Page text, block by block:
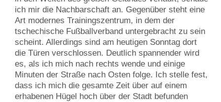
ich mir die Nachbarschaft an. Gegenüber steht eine
Art modernes Trainingszentrum, in dem der
tschechische Fußballverband untergebracht zu sein
scheint. Allerdings sind am heutigen Sonntag dort
die Türen verschlossen. Deutlich spannender wird
es, als ich mich nach rechts wende und einige
Minuten der Straße nach Osten folge. Ich stelle fest,
dass ich mich die gesamte Zeit über auf einem
erhabenen Hügel hoch über der Stadt befunden